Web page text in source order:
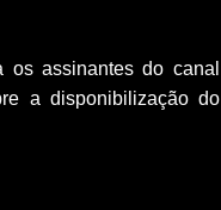
os assinantes do canal
a disponibilização do